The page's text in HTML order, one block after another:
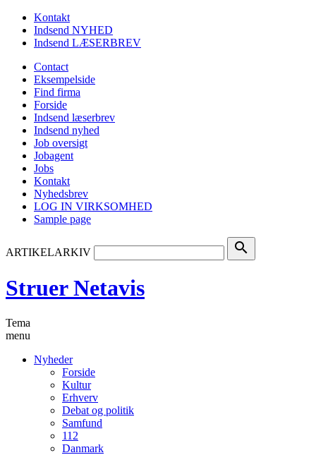
Kontakt
Indsend NYHED
Indsend LÆSERBREV
Contact
Eksempelside
Find firma
Forside
Indsend læserbrev
Indsend nyhed
Job oversigt
Jobagent
Jobs
Kontakt
Nyhedsbrev
LOG IN VIRKSOMHED
Sample page
ARTIKELARKIV search
Struer Netavis
Tema
menu
Nyheder
Forside
Kultur
Erhverv
Debat og politik
Samfund
112
Danmark